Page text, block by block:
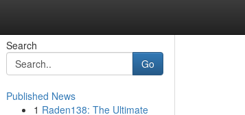
Search
Go
Published News
1 Raden138: The Ultimate